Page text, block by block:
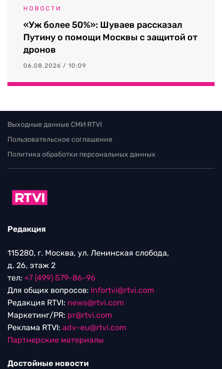
НОВОСТИ
«Уж более 50%»: Шуваев рассказал
Путину о помощи Москвы с защитой от
дронов
06.08.2026 / 10:09
Выходные данные СМИ RTVI
Пользовательское соглашение
Политика обработки персональных данных
Редакция
115280, г. Москва, ул. Ленинская слобода,
д. 26, этаж 2
тел: +7 (499) 579-86-96
Для общих вопросов: Infortvi@rtvi.com
Редакция RTVI: news@rtvi.com
Маркетинг/PR: pr@rtvi.com
Реклама RTVI: adv-eu@rtvi.com
Партнерские материалы
Достойные новости